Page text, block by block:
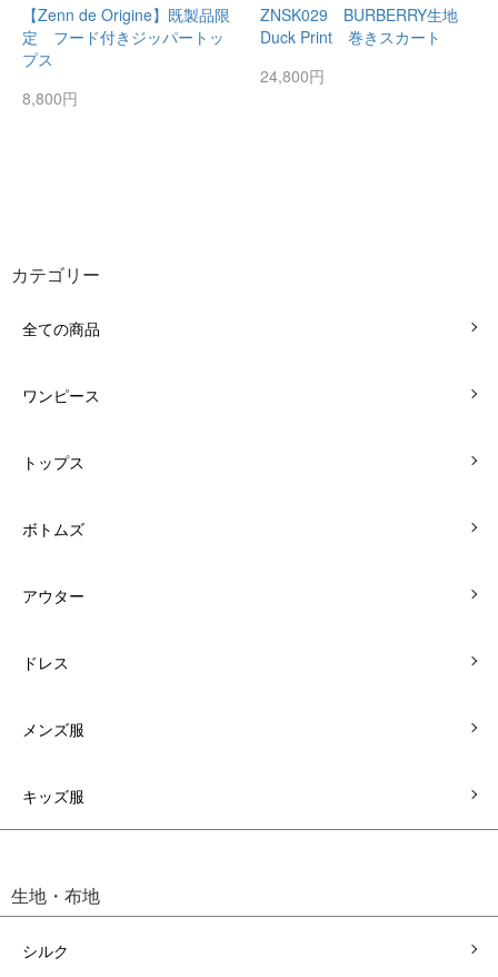
【Zenn de Origine】既製品限
定 フード付きジッパートッ
プス
8,800円
ZNSK029 BURBERRY生地
Duck Print 巻きスカート
24,800円
カテゴリー
全ての商品
ワンピース
トップス
ボトムズ
アウター
ドレス
メンズ服
キッズ服
生地・布地
シルク